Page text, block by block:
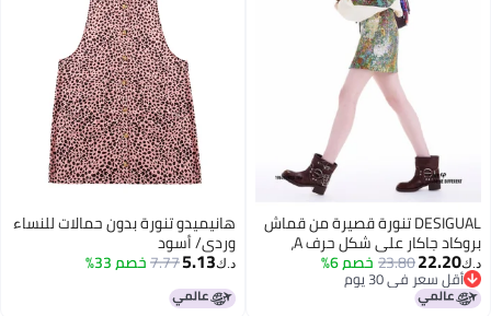
DESIGUAL تنورة قصيرة من قماش
بروكاد جاكار على شكل حرف A،
وصول جديد لخريف/شتاء 2025
د.ك‏22.20
23.80خصم 6%
أقل سعر في 30 يوم
أقل سعر في 30 يوم
هانيميدو تنورة بدون حمالات للنساء
وردي/ أسود
د.ك‏5.13
7.77خصم 33%